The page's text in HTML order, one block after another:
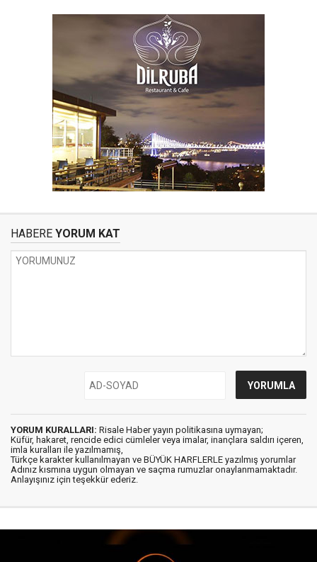
HABERE YORUM KAT
YORUM KURALLARI: Risale Haber yayın politikasına uymayan;
Küfür, hakaret, rencide edici cümleler veya imalar, inançlara saldırı içeren,
imla kuralları ile yazılmamış,
Türkçe karakter kullanılmayan ve BÜYÜK HARFLERLE yazılmış yorumlar
Adınız kısmına uygun olmayan ve saçma rumuzlar onaylanmamaktadır.
Anlayışınız için teşekkür ederiz.